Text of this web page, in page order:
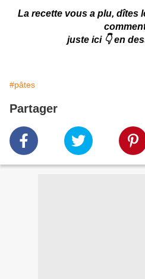
La recette vous a plu, dîtes
juste ici 👇 en
#pâtes
Partager